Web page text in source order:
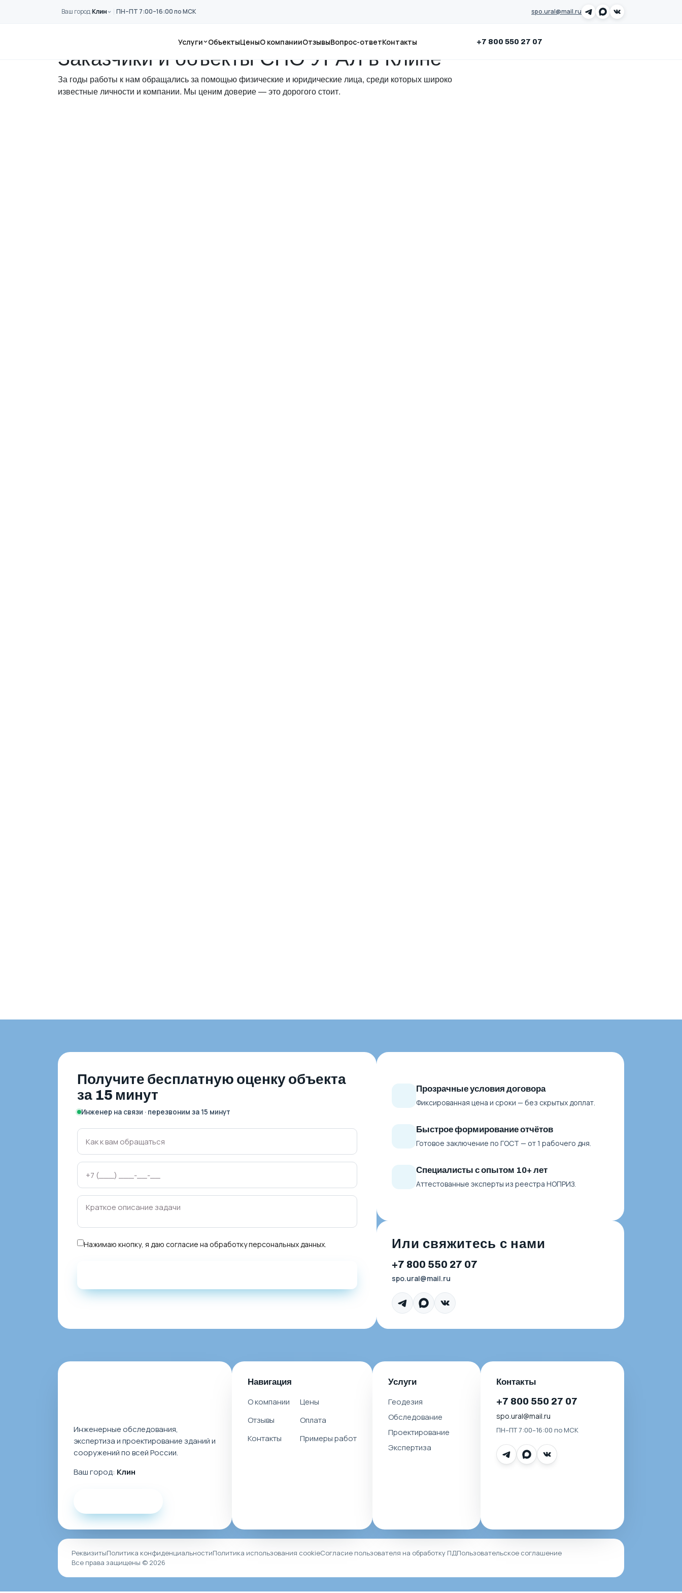
Ваш город:Клин ПН–ПТ 7:00–16:00 по МСК spo.ural@mail.ru
Услуги ОбъектыЦеныО компанииОтзывыВопрос-ответКонтакты +7 800 550 27 07
Главная
Заказчики и объекты СПО УРАЛ в Клине
За годы работы к нам обращались за помощью физические и юридические лица, среди которых широко
известные личности и компании. Мы ценим доверие — это дорогого стоит.
Получите бесплатную оценку объекта
за 15 минут
Инженер на связи · перезвоним за 15 минут
Нажимаю кнопку, я даю согласие на обработку персональных данных.
Прозрачные условия договора
Фиксированная цена и сроки — без скрытых доплат.
Быстрое формирование отчётов
Готовое заключение по ГОСТ — от 1 рабочего дня.
Специалисты с опытом 10+ лет
Аттестованные эксперты из реестра НОПРИЗ.
Или свяжитесь с нами
+7 800 550 27 07
spo.ural@mail.ru
Инженерные обследования,
экспертиза и проектирование зданий и
сооружений по всей России.
Ваш город: Клин
Навигация
О компании
Цены
Отзывы
Оплата
Контакты
Примеры работ
Услуги
Геодезия
Обследование
Проектирование
Экспертиза
Контакты
+7 800 550 27 07
spo.ural@mail.ru
ПН–ПТ 7:00–16:00 по МСК
РеквизитыПолитика конфиденциальностиПолитика использования cookieСогласие пользователя на обработку ПДПользовательское соглашение
Все права защищены © 2026